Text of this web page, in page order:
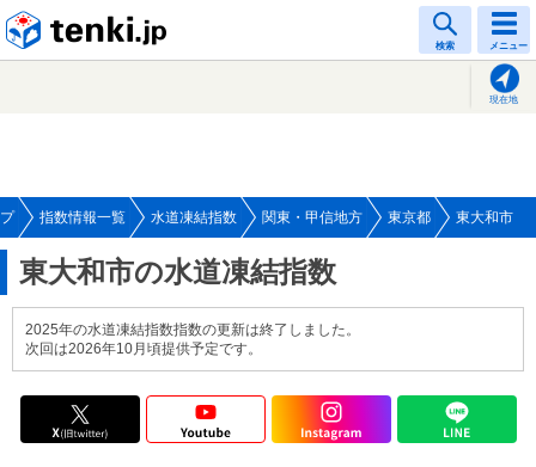
検索 メニュー
現在地
指数情報一覧 水道凍結指数 関東・甲信地方 東京都 東大和市
東大和市の水道凍結指数
2025年の水道凍結指数指数の更新は終了しました。
次回は2026年10月頃提供予定です。